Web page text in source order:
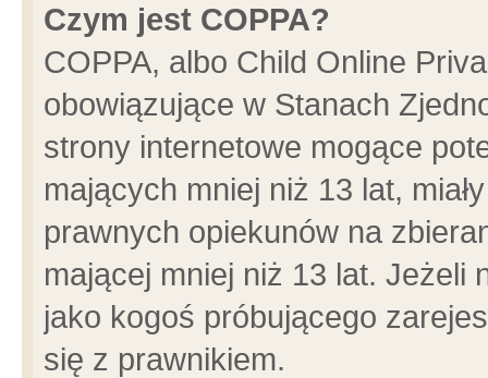
Czym jest COPPA?
COPPA, albo Child Online
obowiązujące w Stanach
strony internetowe mogące
mających mniej niż 13 lat,
prawnych opiekunów na
mającej mniej niż 13 lat. Jeżeli
jako kogoś próbującego
się z prawnikiem.